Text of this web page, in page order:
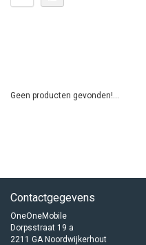
Geen producten gevonden!...
Contactgegevens
OneOneMobile
Dorpsstraat 19 a
2211 GA Noordwijkerhout